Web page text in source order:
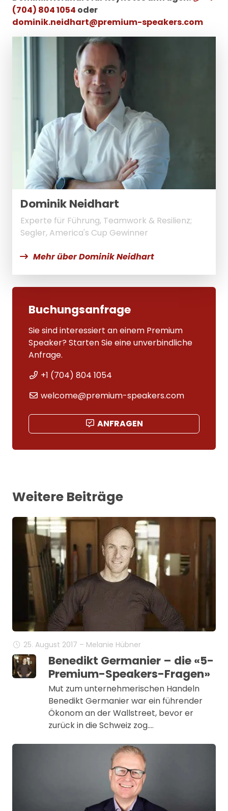
(704) 804 1054 oder
dominik.neidhart@premium-speakers.com
Dominik Neidhart
Experte für Führung, Teamwork & Resilienz;
Segler, America's Cup Gewinner
Mehr über Dominik Neidhart
Buchungsanfrage
Sie sind interessiert an einem Premium
Speaker? Starten Sie eine unverbindliche
Anfrage.
+1 (704) 804 1054
welcome@premium-speakers.com
ANFRAGEN
Weitere Beiträge
25. August 2017 – Melanie Hübner
Benedikt Germanier – die «5-
Premium-Speakers-Fragen»
Mut zum unternehmerischen Handeln
Benedikt Germanier war ein führender
Ökonom an der Wallstreet, bevor er
zurück in die Schweiz zog.…